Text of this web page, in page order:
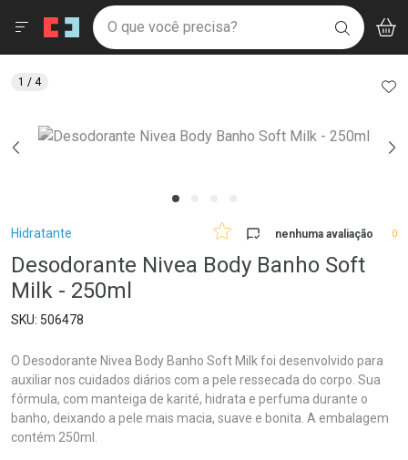
Drogaria São Paulo
Ir direto para a home
pela página
Ir direto para o conteúdo
Ir direto para a busca
Ir direto para a conta
Ir direto para a notificações
Ir direto para o carrinho
Faça a sua busca
O que você precisa? BUSCAR
Menu
Breadcrumb
Hidratante nenhuma avaliação 0
Desodorante Nivea Body Banho Soft
Milk - 250ml
506478
O Desodorante Nivea Body Banho Soft Milk foi desenvolvido para
auxiliar nos cuidados diários com a pele ressecada do corpo. Sua
fórmula, com manteiga de karité, hidrata e perfuma durante o
banho, deixando a pele mais macia, suave e bonita. A embalagem
contém 250ml.
1 / 4